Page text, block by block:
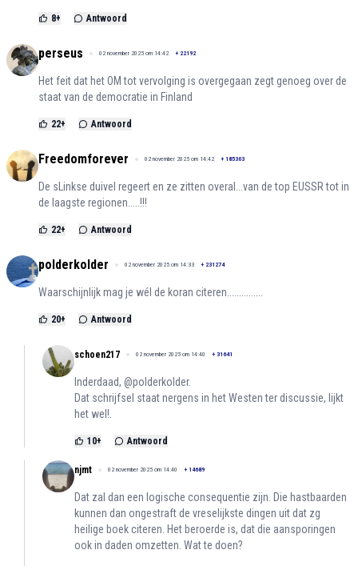
8+ Antwoord
perseus 02 november 2025 om 14:42 + 22192
Het feit dat het OM tot vervolging is overgegaan zegt genoeg over de
staat van de democratie in Finland
22+ Antwoord
Freedomforever 02 november 2025 om 14:42 + 185303
De sLinkse duivel regeert en ze zitten overal...van de top EUSSR tot in
de laagste regionen.....!!!
22+ Antwoord
polderkolder 02 november 2025 om 14:33 + 231274
Waarschijnlijk mag je wél de koran citeren...............
20+ Antwoord
schoen217 02 november 2025 om 14:40 + 31641
Inderdaad, @polderkolder.
Dat schrijfsel staat nergens in het Westen ter discussie, lijkt
het wel!.
10+ Antwoord
njmt 02 november 2025 om 14:40 + 14689
Dat zal dan een logische consequentie zijn. Die hastbaarden
kunnen dan ongestraft de vreselijkste dingen uit dat zg
heilige boek citeren. Het beroerde is, dat die aansporingen
ook in daden omzetten. Wat te doen?